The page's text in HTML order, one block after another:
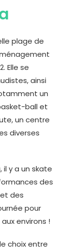
plage de
Elle se
ainsi
un
ball et
un centre
diverses
il y a un skate
des
des
pour
environs !
choix entre